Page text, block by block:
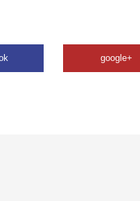
google+